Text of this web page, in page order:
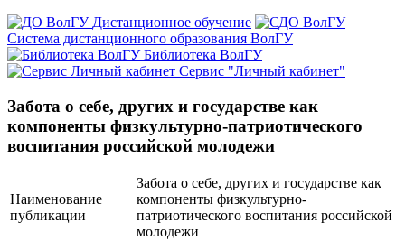
Дистанционное обучение
Система дистанционного образования ВолГУ
Библиотека ВолГУ
Сервис "Личный кабинет"
Забота о себе, других и государстве как
компоненты физкультурно-патриотического
воспитания российской молодежи
Наименование
публикации
Забота о себе, других и государстве как
компоненты физкультурно-
патриотического воспитания российской
молодежи